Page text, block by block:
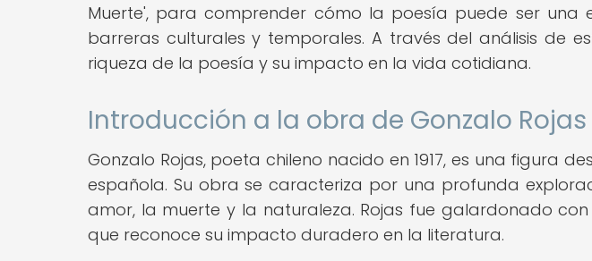
Muerte', para comprender cómo la poesía puede ser una
barreras culturales y temporales. A través del análisis de
riqueza de la poesía y su impacto en la vida cotidiana.
Introducción a la obra de Gonzalo Rojas
Gonzalo Rojas, poeta chileno nacido en 1917, es una figura
española. Su obra se caracteriza por una profunda
amor, la muerte y la naturaleza. Rojas fue galardonado con
que reconoce su impacto duradero en la literatura.